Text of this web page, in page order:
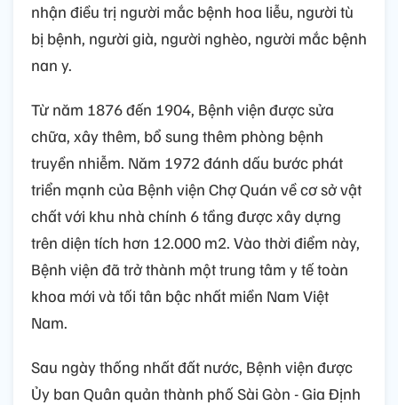
nhận điều trị người mắc bệnh hoa liễu, người tù
bị bệnh, người già, người nghèo, người mắc bệnh
nan y.
Từ năm 1876 đến 1904, Bệnh viện được sửa
chữa, xây thêm, bổ sung thêm phòng bệnh
truyền nhiễm. Năm 1972 đánh dấu bước phát
triển mạnh của Bệnh viện Chợ Quán về cơ sở vật
chất với khu nhà chính 6 tầng được xây dựng
trên diện tích hơn 12.000 m2. Vào thời điểm này,
Bệnh viện đã trở thành một trung tâm y tế toàn
khoa mới và tối tân bậc nhất miền Nam Việt
Nam.
Sau ngày thống nhất đất nước, Bệnh viện được
Ủy ban Quân quản thành phố Sài Gòn - Gia Định